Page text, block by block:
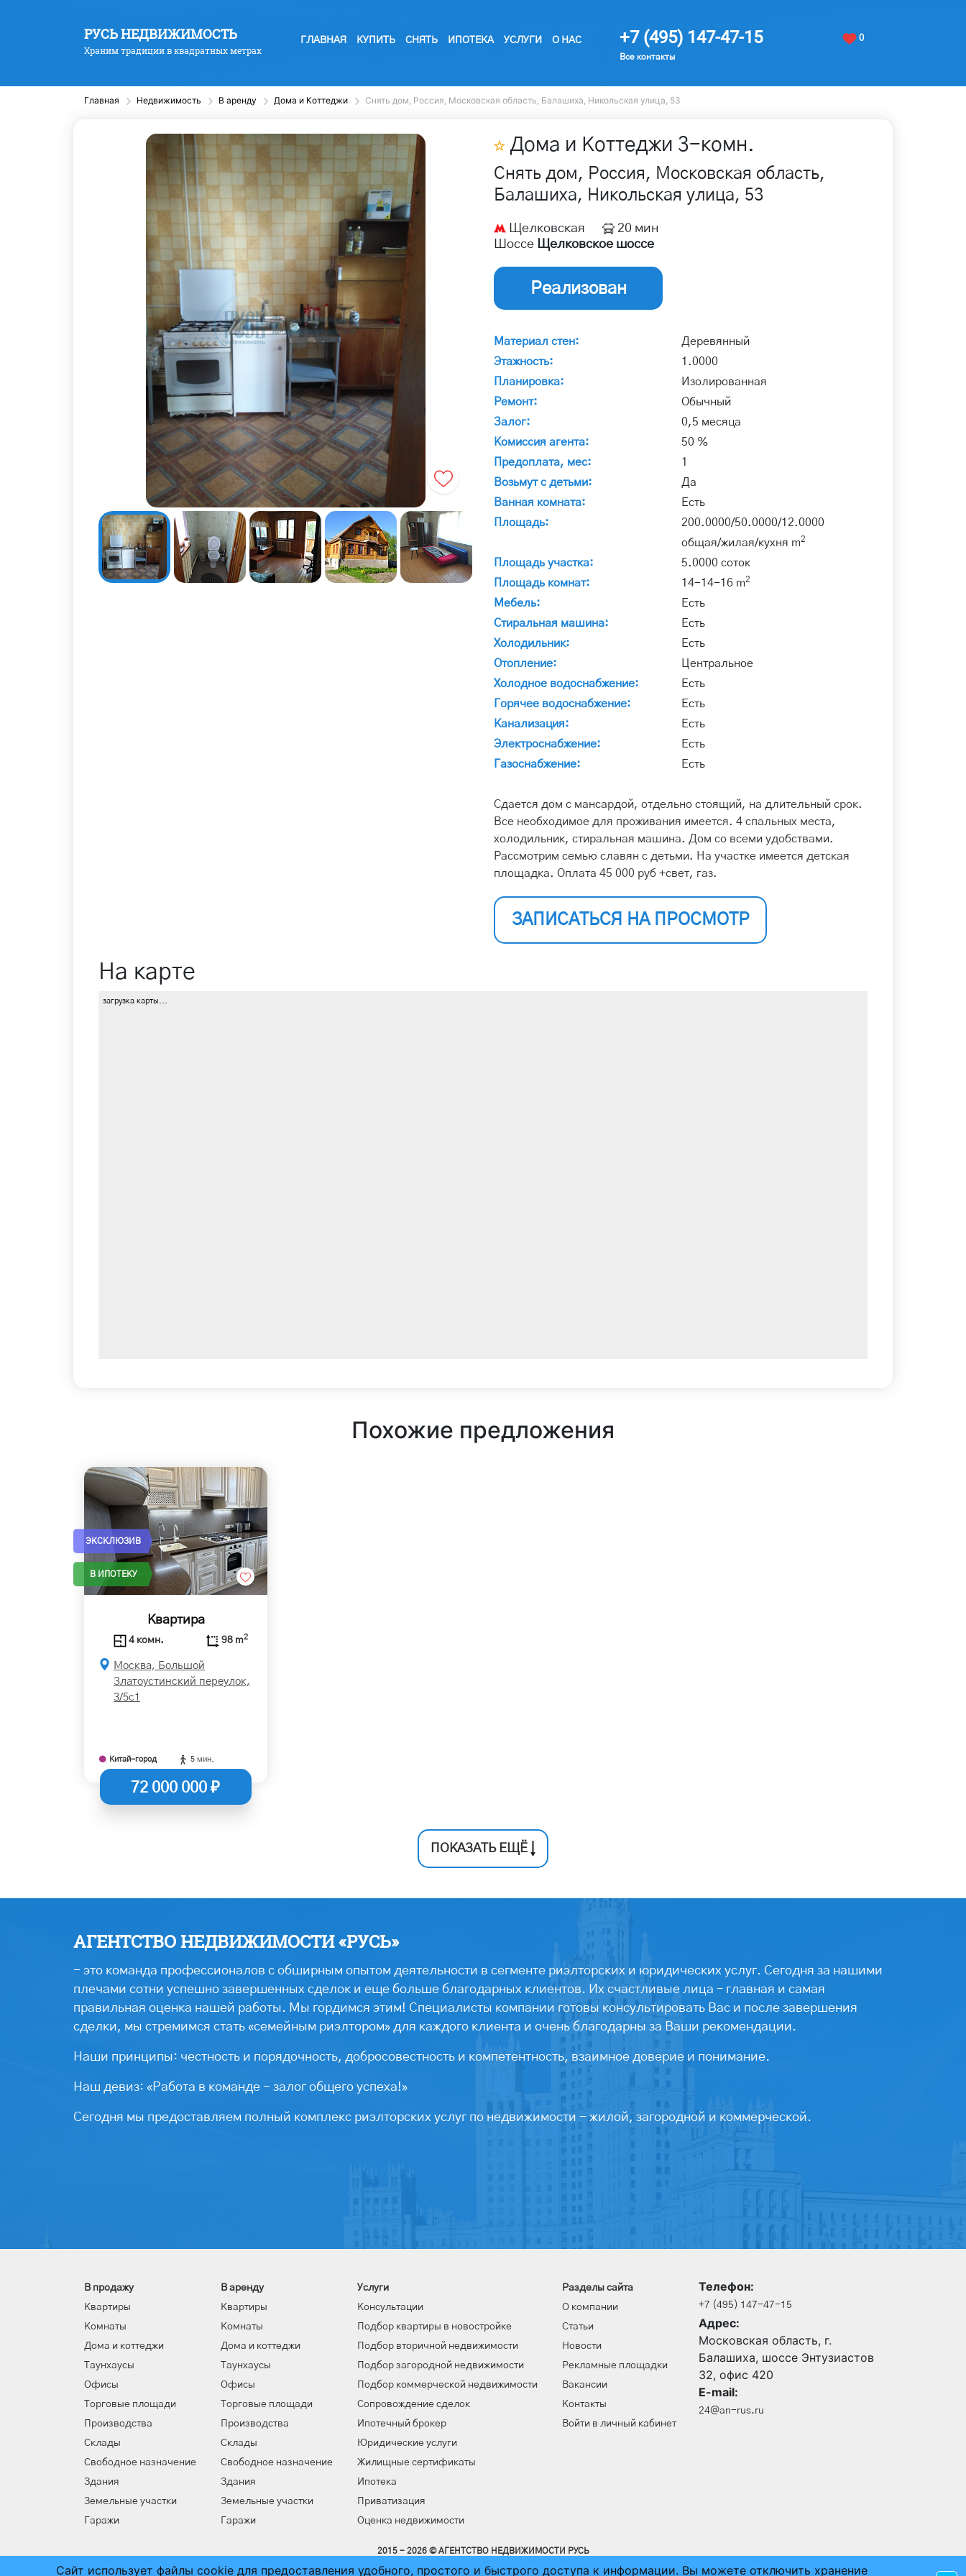
РУСЬ НЕДВИЖИМОСТЬ
Храним традиции в квадратных метрах
ГЛАВНАЯ КУПИТЬ СНЯТЬ ИПОТЕКА УСЛУГИ О НАС +7 (495) 147-47-15
Все контакты
0
Главная Недвижимость В аренду Дома и Коттеджи Снять дом, Россия, Московская область, Балашиха, Никольская улица, 53
Дома и Коттеджи 3-комн.
Снять дом, Россия, Московская область,
Балашиха, Никольская улица, 53
Щелковская
20 мин
Шоссе Щелковское шоссе
Реализован
Материал стен:
Деревянный
Этажность:
1.0000
Планировка:
Изолированная
Ремонт:
Обычный
Залог:
0,5 месяца
Комиссия агента:
50 %
Предоплата, мес:
1
Возьмут с детьми:
Да
Ванная комната:
Есть
Площадь:
200.0000/50.0000/12.0000
общая/жилая/кухня m2
Площадь участка:
5.0000 соток
Площадь комнат:
14-14-16 m2
Мебель:
Есть
Стиральная машина:
Есть
Холодильник:
Есть
Отопление:
Центральное
Холодное водоснабжение:
Есть
Горячее водоснабжение:
Есть
Канализация:
Есть
Электроснабжение:
Есть
Газоснабжение:
Есть
Сдается дом с мансардой, отдельно стоящий, на длительный срок.
Все необходимое для проживания имеется. 4 спальных места,
холодильник, стиральная машина. Дом со всеми удобствами.
Рассмотрим семью славян с детьми. На участке имеется детская
площадка. Оплата 45 000 руб +свет, газ.
ЗАПИСАТЬСЯ НА ПРОСМОТР
На карте
загрузка карты...
Похожие предложения
ЭКСКЛЮЗИВ
В ИПОТЕКУ
Квартира
4 комн. 98 m2
Москва, Большой
Златоустинский переулок,
3/5с1
Китай-город 5 мин.
72 000 000 ₽
ПОКАЗАТЬ ЕЩЁ
АГЕНТСТВО НЕДВИЖИМОСТИ «РУСЬ»
- это команда профессионалов с обширным опытом деятельности в сегменте риэлторских и юридических услуг. Сегодня за нашими
плечами сотни успешно завершенных сделок и еще больше благодарных клиентов. Их счастливые лица – главная и самая
правильная оценка нашей работы. Мы гордимся этим! Специалисты компании готовы консультировать Вас и после завершения
сделки, мы стремимся стать «семейным риэлтором» для каждого клиента и очень благодарны за Ваши рекомендации.
Наши принципы: честность и порядочность, добросовестность и компетентность, взаимное доверие и понимание.
Наш девиз: «Работа в команде - залог общего успеха!»
Сегодня мы предоставляем полный комплекс риэлторских услуг по недвижимости - жилой, загородной и коммерческой.
В продажу
Квартиры
Комнаты
Дома и коттеджи
Таунхаусы
Офисы
Торговые площади
Производства
Склады
Свободное назначение
Здания
Земельные участки
Гаражи
В аренду
Квартиры
Комнаты
Дома и коттеджи
Таунхаусы
Офисы
Торговые площади
Производства
Склады
Свободное назначение
Здания
Земельные участки
Гаражи
Услуги
Консультации
Подбор квартиры в новостройке
Подбор вторичной недвижимости
Подбор загородной недвижимости
Подбор коммерческой недвижимости
Сопровождение сделок
Ипотечный брокер
Юридические услуги
Жилищные сертификаты
Ипотека
Приватизация
Оценка недвижимости
Разделы сайта
О компании
Статьи
Новости
Рекламные площадки
Вакансии
Контакты
Войти в личный кабинет
Телефон:
+7 (495) 147-47-15
Адрес:
Московская область, г.
Балашиха, шоссе Энтузиастов
32, офис 420
E-mail:
24@an-rus.ru
2015 - 2026 © АГЕНТСТВО НЕДВИЖИМОСТИ РУСЬ
ПОЛЬЗОВАТЕЛЬСКОЕ СОГЛАШЕНИЕ
Сайт использует файлы cookie для предоставления удобного, простого и быстрого доступа к информации. Вы можете отключить хранение